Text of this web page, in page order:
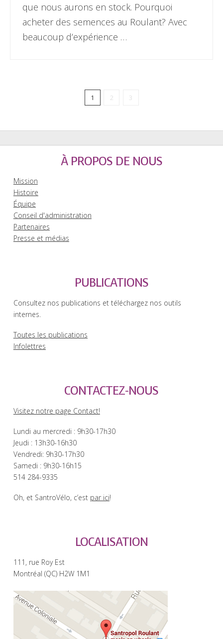
que nous aurons en stock. Pourquoi
acheter des semences au Roulant? Avec
beaucoup d’expérience …
1 2 3
À PROPOS DE NOUS
Mission
Histoire
Équipe
Conseil d'administration
Partenaires
Presse et médias
PUBLICATIONS
Consultez nos publications et téléchargez nos outils
internes.
Toutes les publications
Infolettres
CONTACTEZ-NOUS
Visitez notre page Contact!
Lundi au mercredi : 9h30-17h30
Jeudi : 13h30-16h30
Vendredi: 9h30-17h30
Samedi : 9h30-16h15
514 284-9335
Oh, et SantroVélo, c’est par ici!
LOCALISATION
111, rue Roy Est
Montréal (QC) H2W 1M1